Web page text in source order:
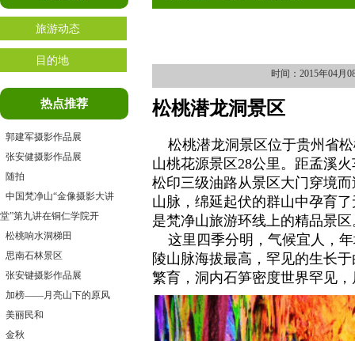
旅游动态
目的地
热点推荐
郭建军摄影作品展
张安健摄影作品展
随拍
中国梵净山“金像摄影大讲
堂”第九讲在铜仁学院开
松桃响水洞梯田
思南石林景区
张安键摄影作品展
加榜——月亮山下的原风
美丽民和
金秋
时间：2015年04
松桃潜龙洞景区
松桃潜龙洞景区位于贵州省
山桃花源景区28公里。距孟溪
松印三级油路从景区大门穿境
山脉，绵延起伏的群山中孕育
是梵净山旅游环线上的精品景区
这里四季分明，气候宜人，
陵山脉海拔最高，罕见的生长
繁育，洞内石笋密度世界罕见